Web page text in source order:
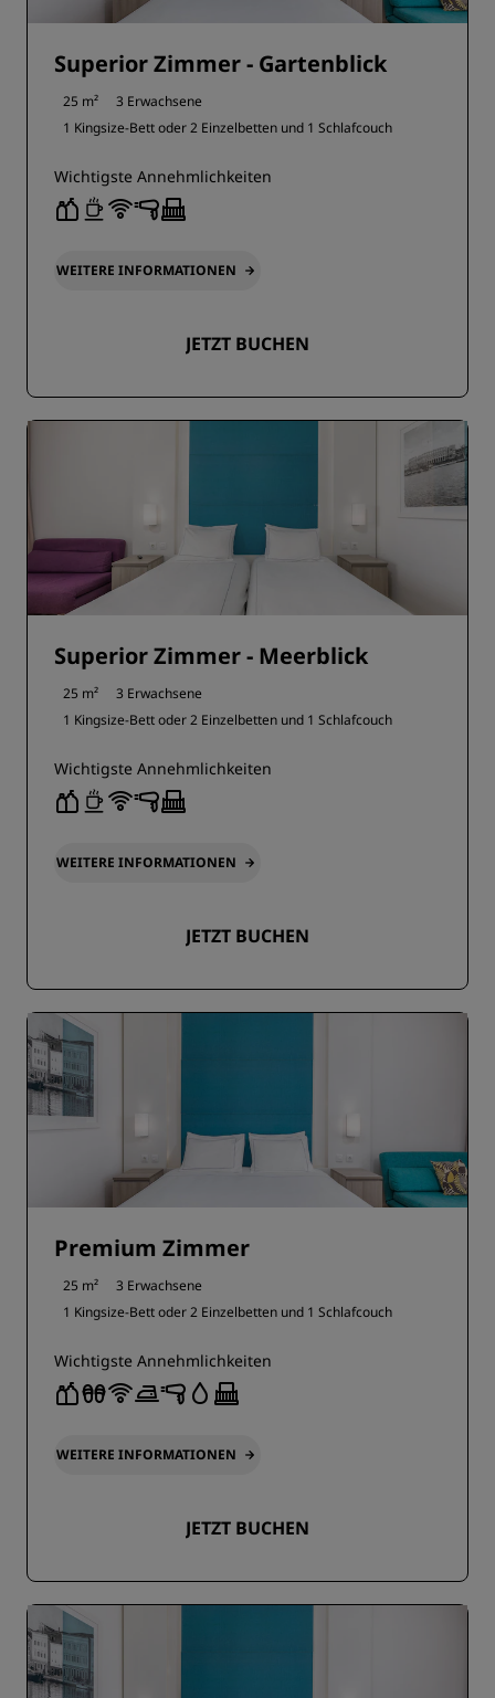
Superior Zimmer - Gartenblick
25 m²
3 Erwachsene
1 Kingsize-Bett oder2 Einzelbetten und 1 Schlafcouch
Wichtigste Annehmlichkeiten
WEITERE INFORMATIONEN
JETZT BUCHEN
Superior Zimmer - Meerblick
25 m²
3 Erwachsene
1 Kingsize-Bett oder2 Einzelbetten und 1 Schlafcouch
Wichtigste Annehmlichkeiten
WEITERE INFORMATIONEN
JETZT BUCHEN
Premium Zimmer
25 m²
3 Erwachsene
1 Kingsize-Bett oder2 Einzelbetten und 1 Schlafcouch
Wichtigste Annehmlichkeiten
WEITERE INFORMATIONEN
JETZT BUCHEN